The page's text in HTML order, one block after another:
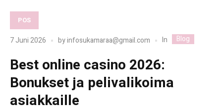
POS
7 Juni 2026 byinfosukamaraa@gmail.com In Blog
Best online casino 2026:
Bonukset ja pelivalikoima
asiakkaille